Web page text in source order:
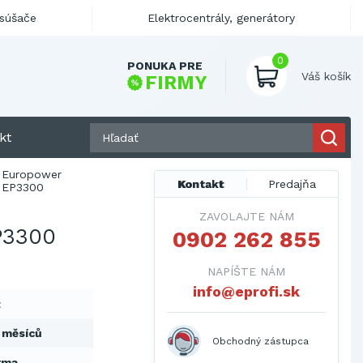
PONUKA PRE
FIRMY
0
Váš košík
Europower
EP3300
měsíců
Kontakt Predajňa
ZAVOLAJTE NÁM
0902 262 855
NAPÍŠTE NÁM
info@eprofi.sk
Obchodný zástupca
Elektrocentrály, generátory